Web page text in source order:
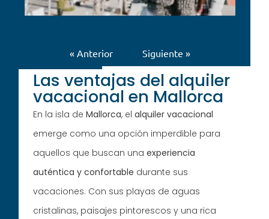
« Anterior Siguiente »
Las ventajas del alquiler
vacacional en Mallorca
En la isla deMallorca, elalquiler vacacional
emerge como una opción imperdible para
aquellos que buscan unaexperiencia
auténtica y confortable durante sus
vacaciones. Con sus playas de aguas
cristalinas, paisajes pintorescos y una rica